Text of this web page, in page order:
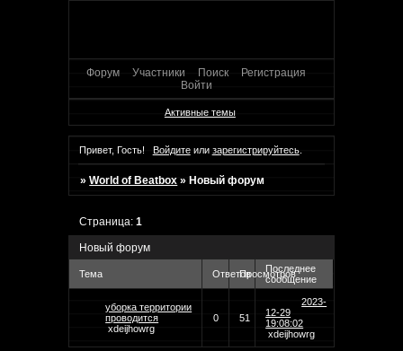
Форум Участники Поиск
Регистрация
Войти
Активные темы
Привет, Гость! Войдитеили зарегистрируйтесь.
»World of Beatbox »Новый форум
Новый форум
Страница:1
Тема ОтветовПросмотров
Последнее
сообщение
уборка территории
проводится
xdeijhowrg
0 51
2023-
12-29
19:08:02
xdeijhowrg